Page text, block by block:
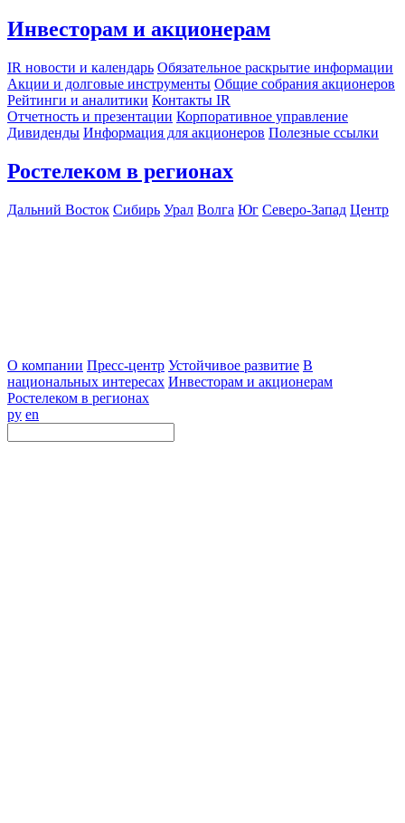
Инвесторам и акционерам
IR новости и календарь Обязательное раскрытие информации
Акции и долговые инструменты Общие собрания акционеров
Рейтинги и аналитики Контакты IR
Отчетность и презентации Корпоративное управление
Дивиденды Информация для акционеров Полезные ссылки
Ростелеком в регионах
Дальний Восток Сибирь Урал Волга Юг Северо-Запад Центр
О компании Пресс-центр Устойчивое развитие В
национальных интересах Инвесторам и акционерам
Ростелеком в регионах
ру en